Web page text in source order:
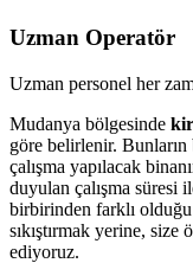
Uzman Operatör
Uzman personel her
Mudanya bölgesinde
göre belirlenir. Bunların
çalışma yapılacak
duyulan çalışma süresi
birbirinden farklı
sıkıştırmak yerine,
ediyoruz.